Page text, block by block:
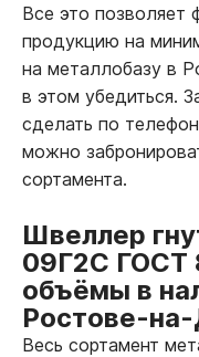
Все это позволяет
продукцию на
на металлобазу в
в этом убедиться.
сделать по
можно
сортамента.
Швеллер
09Г2С ГОСТ
объёмы в
Ростове-
Весь сортамент